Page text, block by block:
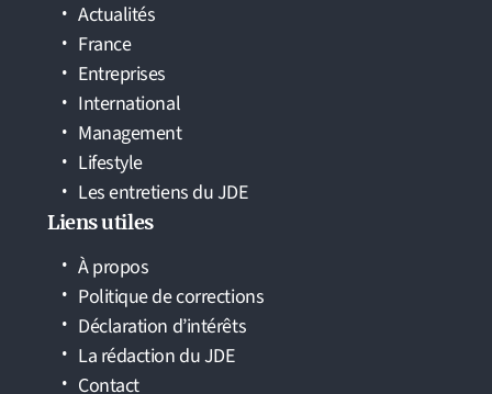
Actualités
France
Entreprises
International
Management
Lifestyle
Les entretiens du JDE
Liens utiles
À propos
Politique de corrections
Déclaration d’intérêts
La rédaction du JDE
Contact